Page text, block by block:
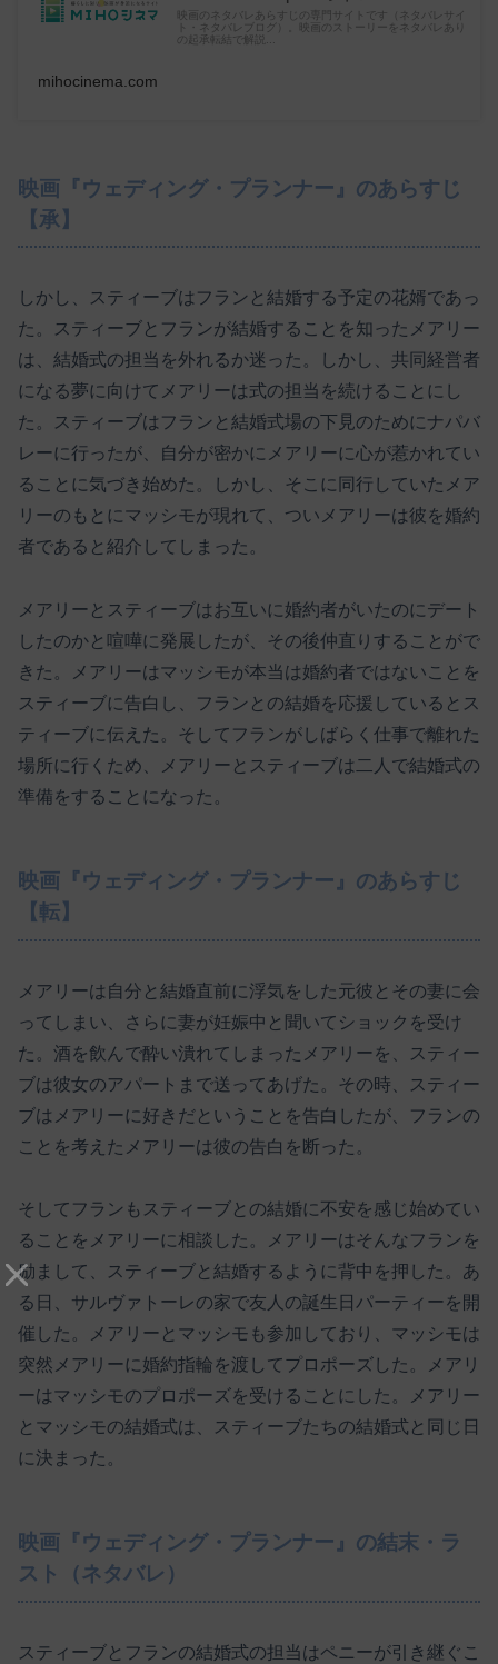
映画のネタバレあらすじの専門サイトです（ネタバレサイ
ト・ネタバレブログ）。映画のストーリーをネタバレあり
の起承転結で解説...
mihocinema.com
映画『ウェディング・プランナー』のあらすじ
【承】
しかし、スティーブはフランと結婚する予定の花婿であっ
た。スティーブとフランが結婚することを知ったメアリー
は、結婚式の担当を外れるか迷った。しかし、共同経営者
になる夢に向けてメアリーは式の担当を続けることにし
た。スティーブはフランと結婚式場の下見のためにナパバ
レーに行ったが、自分が密かにメアリーに心が惹かれてい
ることに気づき始めた。しかし、そこに同行していたメア
リーのもとにマッシモが現れて、ついメアリーは彼を婚約
者であると紹介してしまった。
メアリーとスティーブはお互いに婚約者がいたのにデート
したのかと喧嘩に発展したが、その後仲直りすることがで
きた。メアリーはマッシモが本当は婚約者ではないことを
スティーブに告白し、フランとの結婚を応援しているとス
ティーブに伝えた。そしてフランがしばらく仕事で離れた
場所に行くため、メアリーとスティーブは二人で結婚式の
準備をすることになった。
映画『ウェディング・プランナー』のあらすじ
【転】
メアリーは自分と結婚直前に浮気をした元彼とその妻に会
ってしまい、さらに妻が妊娠中と聞いてショックを受け
た。酒を飲んで酔い潰れてしまったメアリーを、スティー
ブは彼女のアパートまで送ってあげた。その時、スティー
ブはメアリーに好きだということを告白したが、フランの
ことを考えたメアリーは彼の告白を断った。
そしてフランもスティーブとの結婚に不安を感じ始めてい
ることをメアリーに相談した。メアリーはそんなフランを
励まして、スティーブと結婚するように背中を押した。あ
る日、サルヴァトーレの家で友人の誕生日パーティーを開
催した。メアリーとマッシモも参加しており、マッシモは
突然メアリーに婚約指輪を渡してプロポーズした。メアリ
ーはマッシモのプロポーズを受けることにした。メアリー
とマッシモの結婚式は、スティーブたちの結婚式と同じ日
に決まった。
映画『ウェディング・プランナー』の結末・ラ
スト（ネタバレ）
スティーブとフランの結婚式の担当はペニーが引き継ぐこ